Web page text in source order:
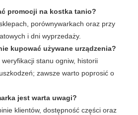
promocji na kostka tanio?
porównywarkach oraz przy
i dni wyprzedaży.
kupować używane urządzenia?
stanu ogniw, historii
zawsze warto poprosić o
jest warta uwagi?
klientów, dostępność części oraz